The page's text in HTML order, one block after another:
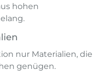
hohen
nur Materialien, die
genügen.